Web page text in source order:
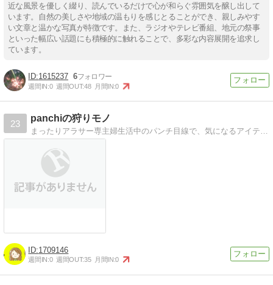
近な風景を優しく綴り、読んでいるだけで心が和らぐ雰囲気を醸し出して
います。自然の美しさや地域の温もりを感じとることができ、親しみやす
い文章と温かな写真が特徴です。また、ラジオやテレビ番組、地元の祭事
といった幅広い話題にも積極的に触れることで、多彩な内容展開を追求し
ています。
1615237 6
週間IN:0 週間OUT:48 月間IN:0
23
panchiの狩りモノ
1709146
週間IN:0 週間OUT:35 月間IN:0